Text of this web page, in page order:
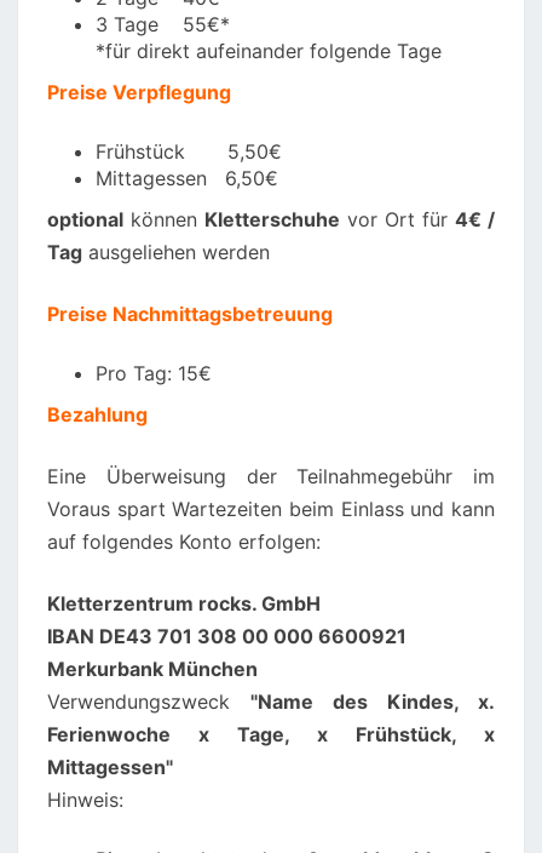
3 Tage 55€*
*für direkt aufeinander folgende Tage
Preise Verpflegung
Frühstück 5,50€
Mittagessen 6,50€
optional können Kletterschuhe vor Ort für 4€ /
Tag ausgeliehen werden
Preise Nachmittagsbetreuung
Pro Tag: 15€
Bezahlung
Eine Überweisung der Teilnahmegebühr im
Voraus spart Wartezeiten beim Einlass und kann
auf folgendes Konto erfolgen:
Kletterzentrum rocks. GmbH
IBAN DE43 701 308 00 000 6600921
Merkurbank München
Verwendungszweck "Name des Kindes, x.
Ferienwoche x Tage, x Frühstück, x
Mittagessen"
Hinweis: